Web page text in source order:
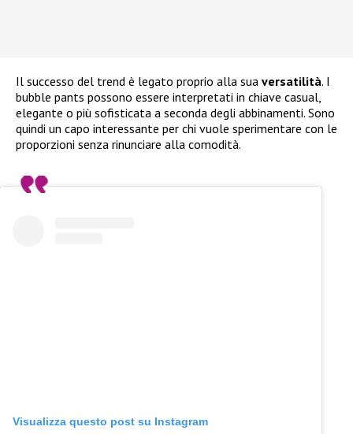
Il successo del trend è legato proprio alla sua versatilità. I
bubble pants possono essere interpretati in chiave casual,
elegante o più sofisticata a seconda degli abbinamenti. Sono
quindi un capo interessante per chi vuole sperimentare con le
proporzioni senza rinunciare alla comodità.
Visualizza questo post su Instagram